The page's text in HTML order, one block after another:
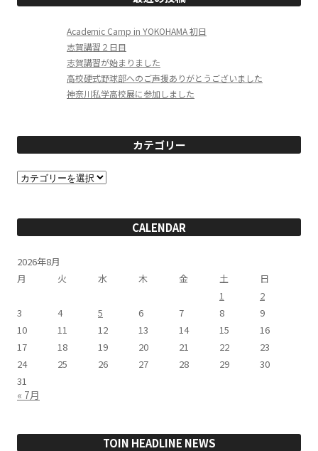
Academic Camp in YOKOHAMA 初日
志賀講習２日目
志賀講習が始まりました
高校硬式野球部へのご声援ありがとうございました
神奈川私学高校展に参加しました
カテゴリー
カ
テ
ー
CALENDAR
2026年8月
月
火 水 木 金 土
日
1
2
3
4 5 6 7 8
9
10
11 12 13 14 15
16
17
18 19 20 21 22
23
24
25 26 27 28 29
30
31
« 7月
TOIN HEADLINE NEWS